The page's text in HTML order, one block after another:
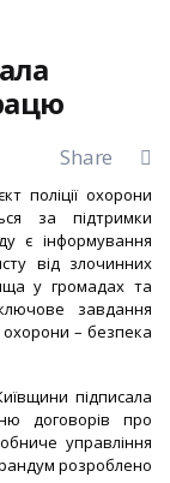
Share
поліції охорони
за підтримки
є інформування
від злочинних
у громадах та
завдання
охорони – безпека
підписала
договорів про
управління
розроблено